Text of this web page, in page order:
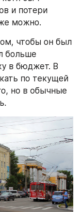
и потери
можно.
чтобы он был
больше
в бюджет. В
по текущей
но в обычные